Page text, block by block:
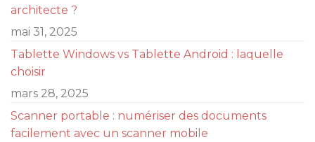
architecte ?
mai 31, 2025
Tablette Windows vs Tablette Android : laquelle
choisir
mars 28, 2025
Scanner portable : numériser des documents
facilement avec un scanner mobile